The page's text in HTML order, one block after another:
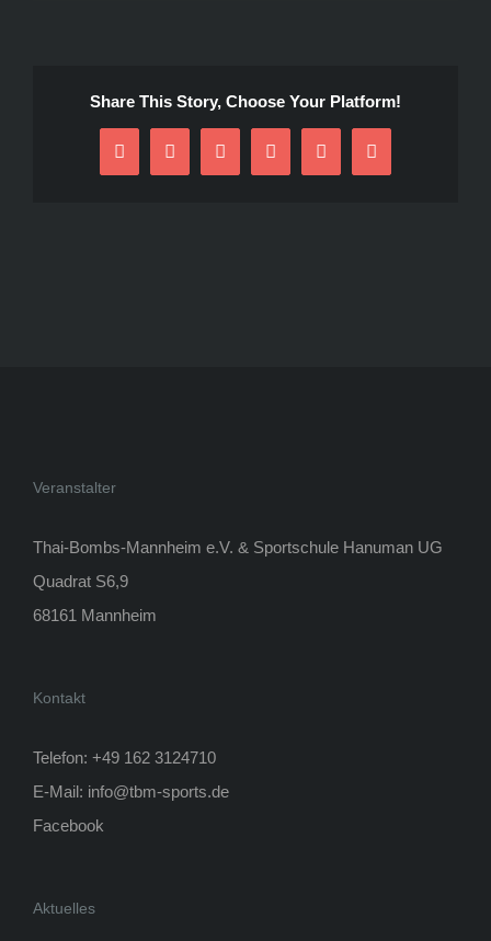
Share This Story, Choose Your Platform!
FacebookTwitterRedditLinkedInPinterest
E-
Mail
Veranstalter
Thai-Bombs-Mannheim e.V. & Sportschule Hanuman UG
Quadrat S6,9
68161 Mannheim
Kontakt
Telefon: +49 162 3124710
E-Mail: info@tbm-sports.de
Facebook
Aktuelles